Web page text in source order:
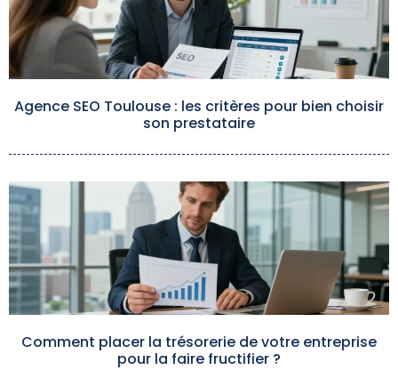
Agence SEO Toulouse : les critères pour bien choisir
son prestataire
Comment placer la trésorerie de votre entreprise
pour la faire fructifier ?